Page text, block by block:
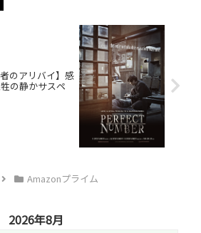
のアリバイ】感
の静かサスペ
Amazonプライム
2026年8月